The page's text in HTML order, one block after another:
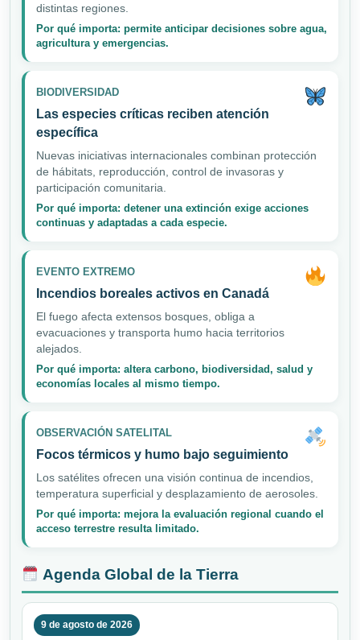
distintas regiones.
Por qué importa: permite anticipar decisiones sobre agua,
agricultura y emergencias.
BIODIVERSIDAD
Las especies críticas reciben atención
específica
Nuevas iniciativas internacionales combinan protección
de hábitats, reproducción, control de invasoras y
participación comunitaria.
Por qué importa: detener una extinción exige acciones
continuas y adaptadas a cada especie.
EVENTO EXTREMO
Incendios boreales activos en Canadá
El fuego afecta extensos bosques, obliga a
evacuaciones y transporta humo hacia territorios
alejados.
Por qué importa: altera carbono, biodiversidad, salud y
economías locales al mismo tiempo.
OBSERVACIÓN SATELITAL
Focos térmicos y humo bajo seguimiento
Los satélites ofrecen una visión continua de incendios,
temperatura superficial y desplazamiento de aerosoles.
Por qué importa: mejora la evaluación regional cuando el
acceso terrestre resulta limitado.
Agenda Global de la Tierra
9 de agosto de 2026